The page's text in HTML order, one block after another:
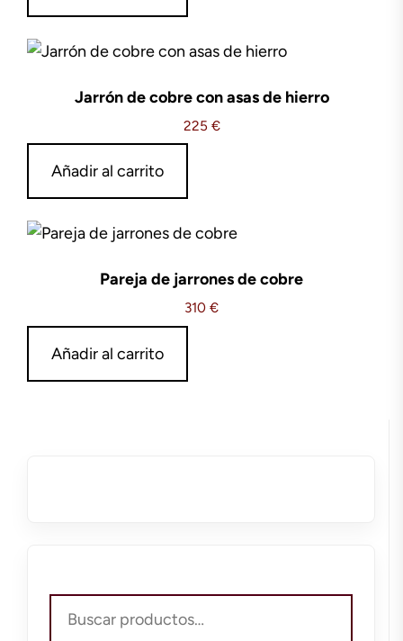
Jarrón de cobre con asas de hierro
225 €
Añadir al carrito
Pareja de jarrones de cobre
310 €
Añadir al carrito
por: